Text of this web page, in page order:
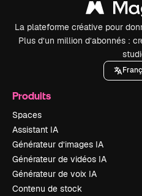
La plateforme créative pour
Plus d’un million d’abonnés :
Produits
Spaces
Assistant IA
Générateur d’images IA
Générateur de vidéos IA
Générateur de voix IA
Contenu de stock